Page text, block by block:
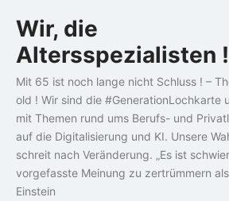
to
content
Wir, die
Altersspezialisten !
Mit 65 ist noch lange nicht Schluss ! –
old ! Wir sind die #GenerationLochkarte
mit Themen rund ums Berufs- und
auf die Digitalisierung und KI. Unsere
schreit nach Veränderung. „Es ist
vorgefasste Meinung zu zertrümmern
Einstein